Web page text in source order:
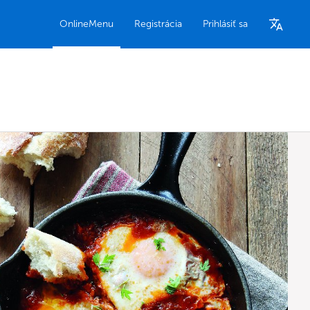
OnlineMenu Registrácia Prihlásiť sa